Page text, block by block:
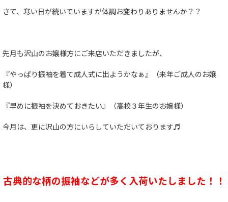
さて、寒い日が続いていますが体調お変わりありませんか？？
先月も沢山のお嬢様方にご来店いただきましたが、
『やっぱり振袖を着て成人式に出ようかなぁ』（来年ご成人のお嬢
様）
『早めに振袖を決めておきたい』（高校３年生のお嬢様）
今月は、更に沢山の方にいらしていただいております♬
古典的な柄の振袖などが多く入荷いたしました！！